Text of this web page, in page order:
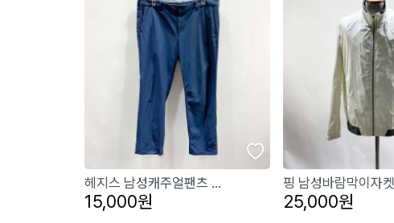
헤지스 남성캐주얼팬츠 ...
15,000원
핑 남성바람막이자
25,000원